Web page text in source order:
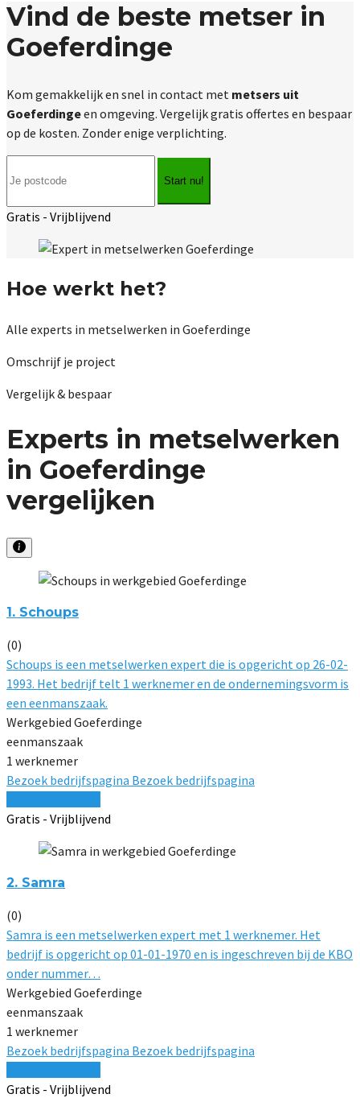
Vind de beste metser in
Goeferdinge
Kom gemakkelijk en snel in contact met metsers uit
Goeferdingeen omgeving. Vergelijk gratis offertes en bespaar
op de kosten. Zonder enige verplichting.
Start nu!
Gratis - Vrijblijvend
Hoe werkt het?
Alle experts in metselwerken in Goeferdinge
Omschrijf je project
Vergelijk & bespaar
Experts in metselwerken
in Goeferdinge
vergelijken
1. Schoups
(0)
Schoups is een metselwerken expert die is opgericht op 26-02-
1993. Het bedrijf telt 1 werknemer en de ondernemingsvorm is
een eenmanszaak.
Werkgebied Goeferdinge
eenmanszaak
1 werknemer
Bezoek bedrijfspagina Bezoek bedrijfspagina
Gratis - Vrijblijvend
2. Samra
(0)
Samra is een metselwerken expert met 1 werknemer. Het
bedrijf is opgericht op 01-01-1970 en is ingeschreven bij de KBO
onder nummer…
Werkgebied Goeferdinge
eenmanszaak
1 werknemer
Bezoek bedrijfspagina Bezoek bedrijfspagina
Gratis - Vrijblijvend